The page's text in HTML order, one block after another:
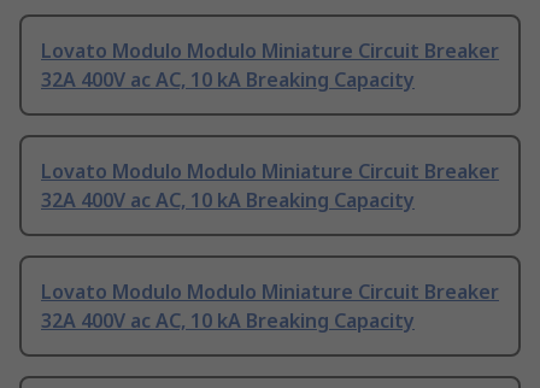
Lovato Modulo Modulo Miniature Circuit Breaker
32A 400V ac AC, 10 kA Breaking Capacity
Lovato Modulo Modulo Miniature Circuit Breaker
32A 400V ac AC, 10 kA Breaking Capacity
Lovato Modulo Modulo Miniature Circuit Breaker
32A 400V ac AC, 10 kA Breaking Capacity